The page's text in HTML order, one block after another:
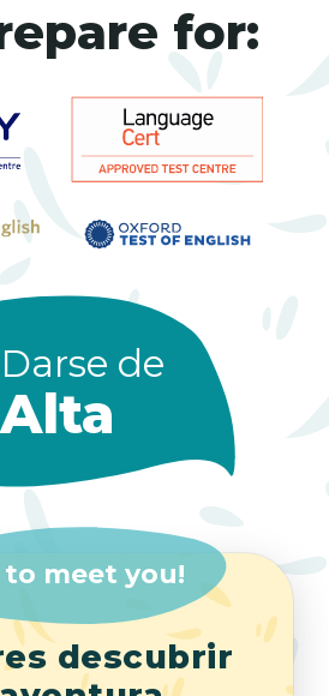
for:
Darse de
Alta
to meet you!
descubrir